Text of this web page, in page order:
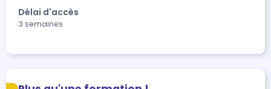
Délai d'accès
3 semaines